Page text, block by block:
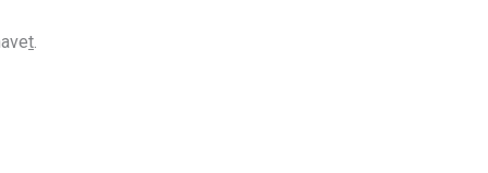
t